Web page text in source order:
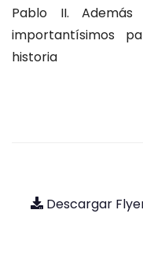
Pablo II.
importantísimos
historia
Descargar